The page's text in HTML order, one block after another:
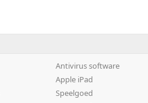
Antivirus software
Apple iPad
Speelgoed